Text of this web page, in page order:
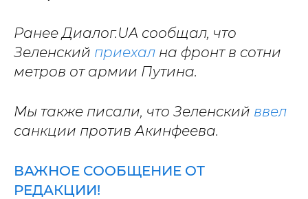
Ранее Диалог.UA сообщал, что
Зеленский приехал на фронт в сотни
метров от армии Путина.
Мы также писали, что Зеленский ввел
санкции против Акинфеева.
ВАЖНОЕ СООБЩЕНИЕ ОТ
РЕДАКЦИИ!